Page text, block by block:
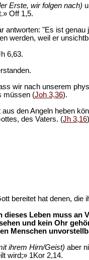
Erste, wir folgen nach)
Off 1,5.
antworten: "Es ist
werden, weil er
6,63.
wir nach unserem
müssen (Joh 3,36).
den Angeln heben
des Vaters. (Jh 3,16
bereitet hat denen, die
Leben muss an
und kein Ohr
Menschen
ihrem Hirn/Geist) aber
wird;» 1Kor 2,14.